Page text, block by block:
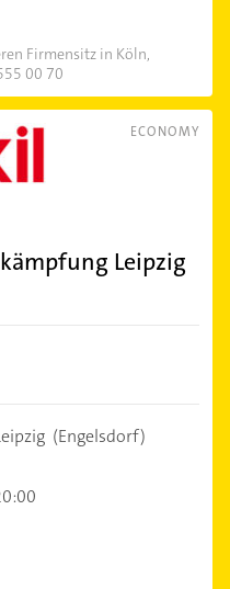
Firmensitz in Köln,
00 70
ECONOMY
Leipzig
(Engelsdorf)